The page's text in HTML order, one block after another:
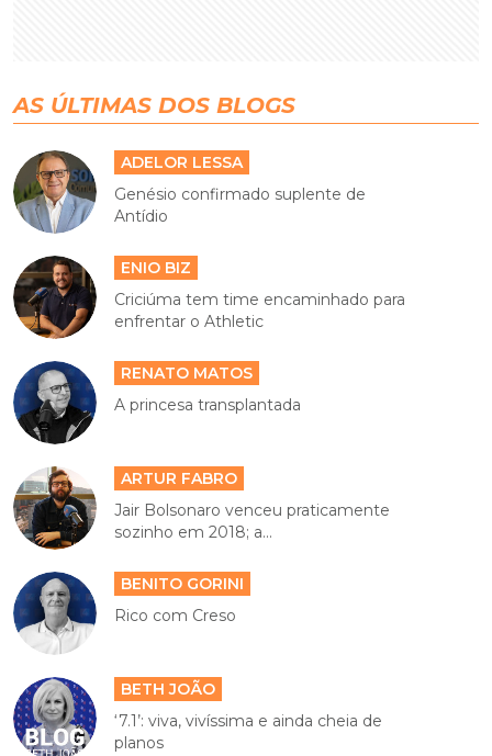
AS ÚLTIMAS DOS BLOGS
ADELOR LESSA
Genésio confirmado suplente de
Antídio
ENIO BIZ
Criciúma tem time encaminhado para
enfrentar o Athletic
RENATO MATOS
A princesa transplantada
ARTUR FABRO
Jair Bolsonaro venceu praticamente
sozinho em 2018; a...
BENITO GORINI
Rico com Creso
BETH JOÃO
‘7.1’: viva, vivíssima e ainda cheia de
planos